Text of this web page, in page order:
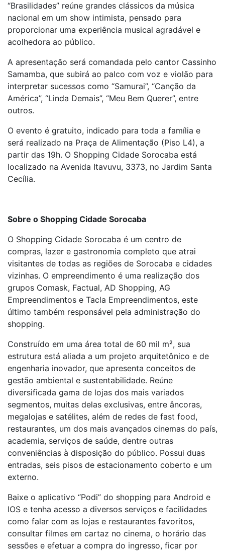
“Brasilidades” reúne grandes clássicos da música
nacional em um show intimista, pensado para
proporcionar uma experiência musical agradável e
acolhedora ao público.
A apresentação será comandada pelo cantor Cassinho
Samamba, que subirá ao palco com voz e violão para
interpretar sucessos como “Samurai”, “Canção da
América”, “Linda Demais”, “Meu Bem Querer”, entre
outros.
O evento é gratuito, indicado para toda a família e
será realizado na Praça de Alimentação (Piso L4), a
partir das 19h. O Shopping Cidade Sorocaba está
localizado na Avenida Itavuvu, 3373, no Jardim Santa
Cecília.
Sobre o Shopping Cidade Sorocaba
O Shopping Cidade Sorocaba é um centro de
compras, lazer e gastronomia completo que atrai
visitantes de todas as regiões de Sorocaba e cidades
vizinhas. O empreendimento é uma realização dos
grupos Comask, Factual, AD Shopping, AG
Empreendimentos e Tacla Empreendimentos, este
último também responsável pela administração do
shopping.
Construído em uma área total de 60 mil m², sua
estrutura está aliada a um projeto arquitetônico e de
engenharia inovador, que apresenta conceitos de
gestão ambiental e sustentabilidade. Reúne
diversificada gama de lojas dos mais variados
segmentos, muitas delas exclusivas, entre âncoras,
megalojas e satélites, além de redes de fast food,
restaurantes, um dos mais avançados cinemas do país,
academia, serviços de saúde, dentre outras
conveniências à disposição do público. Possui duas
entradas, seis pisos de estacionamento coberto e um
externo.
Baixe o aplicativo “Podi” do shopping para Android e
IOS e tenha acesso a diversos serviços e facilidades
como falar com as lojas e restaurantes favoritos,
consultar filmes em cartaz no cinema, o horário das
sessões e efetuar a compra do ingresso, ficar por